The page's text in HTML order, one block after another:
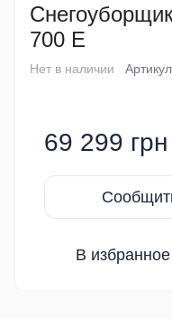
700 E
Нет в наличии
69 299 грн
В избранное